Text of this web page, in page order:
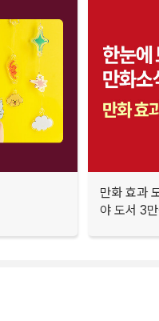
만화 효과
야 도서 3